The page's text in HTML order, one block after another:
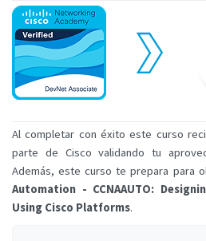
Al completar con éxito este curso
parte de Cisco validando tu
Además, este curso te prepara para
Automation - CCNAAUTO:
Using Cisco Platforms.